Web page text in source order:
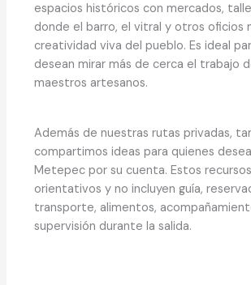
espacios históricos con mercados,
donde el barro, el vitral y otros oficios
creatividad viva del pueblo. Es ideal
desean mirar más de cerca el trabajo
maestros artesanos.
Además de nuestras rutas privadas,
compartimos ideas para quienes
Metepec por su cuenta. Estos
orientativos y no incluyen guía,
transporte, alimentos,
supervisión durante la salida.